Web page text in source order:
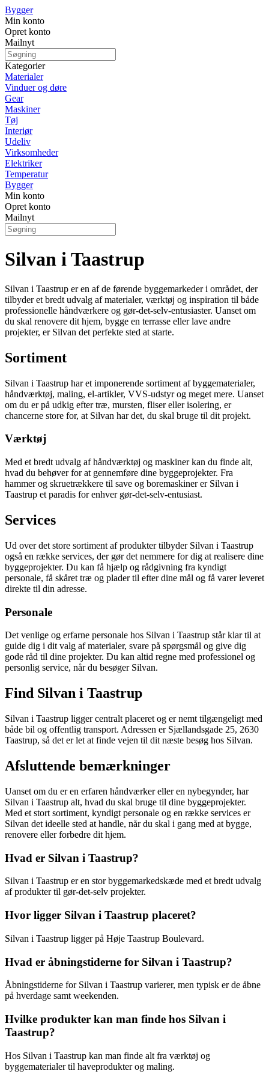
Bygger
Min konto
Opret konto
Mailnyt
Kategorier
Materialer
Vinduer og døre
Gear
Maskiner
Tøj
Interiør
Udeliv
Virksomheder
Elektriker
Temperatur
Bygger
Min konto
Opret konto
Mailnyt
Silvan i Taastrup
Silvan i Taastrup er en af de førende byggemarkeder i området, der
tilbyder et bredt udvalg af materialer, værktøj og inspiration til både
professionelle håndværkere og gør-det-selv-entusiaster. Uanset om
du skal renovere dit hjem, bygge en terrasse eller lave andre
projekter, er Silvan det perfekte sted at starte.
Sortiment
Silvan i Taastrup har et imponerende sortiment af byggematerialer,
håndværktøj, maling, el-artikler, VVS-udstyr og meget mere. Uanset
om du er på udkig efter træ, mursten, fliser eller isolering, er
chancerne store for, at Silvan har det, du skal bruge til dit projekt.
Værktøj
Med et bredt udvalg af håndværktøj og maskiner kan du finde alt,
hvad du behøver for at gennemføre dine byggeprojekter. Fra
hammer og skruetrækkere til save og boremaskiner er Silvan i
Taastrup et paradis for enhver gør-det-selv-entusiast.
Services
Ud over det store sortiment af produkter tilbyder Silvan i Taastrup
også en række services, der gør det nemmere for dig at realisere dine
byggeprojekter. Du kan få hjælp og rådgivning fra kyndigt
personale, få skåret træ og plader til efter dine mål og få varer leveret
direkte til din adresse.
Personale
Det venlige og erfarne personale hos Silvan i Taastrup står klar til at
guide dig i dit valg af materialer, svare på spørgsmål og give dig
gode råd til dine projekter. Du kan altid regne med professionel og
personlig service, når du besøger Silvan.
Find Silvan i Taastrup
Silvan i Taastrup ligger centralt placeret og er nemt tilgængeligt med
både bil og offentlig transport. Adressen er Sjællandsgade 25, 2630
Taastrup, så det er let at finde vejen til dit næste besøg hos Silvan.
Afsluttende bemærkninger
Uanset om du er en erfaren håndværker eller en nybegynder, har
Silvan i Taastrup alt, hvad du skal bruge til dine byggeprojekter.
Med et stort sortiment, kyndigt personale og en række services er
Silvan det ideelle sted at handle, når du skal i gang med at bygge,
renovere eller forbedre dit hjem.
Hvad er Silvan i Taastrup?
Silvan i Taastrup er en stor byggemarkedskæde med et bredt udvalg
af produkter til gør-det-selv projekter.
Hvor ligger Silvan i Taastrup placeret?
Silvan i Taastrup ligger på Høje Taastrup Boulevard.
Hvad er åbningstiderne for Silvan i Taastrup?
Åbningstiderne for Silvan i Taastrup varierer, men typisk er de åbne
på hverdage samt weekenden.
Hvilke produkter kan man finde hos Silvan i
Taastrup?
Hos Silvan i Taastrup kan man finde alt fra værktøj og
byggematerialer til haveprodukter og maling.